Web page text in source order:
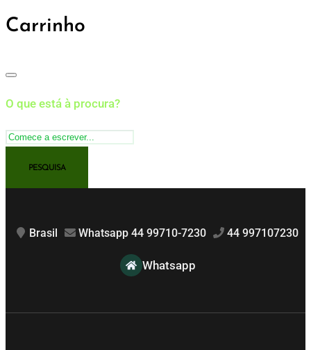
Carrinho
O que está à procura?
Brasil Whatsapp 44 99710-7230 44 997107230
Whatsapp